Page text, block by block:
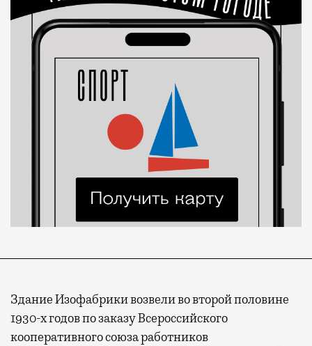
Здание Изофабрики возвели во второй половине
1930-х годов по заказу Всероссийского
кооперативного союза работников